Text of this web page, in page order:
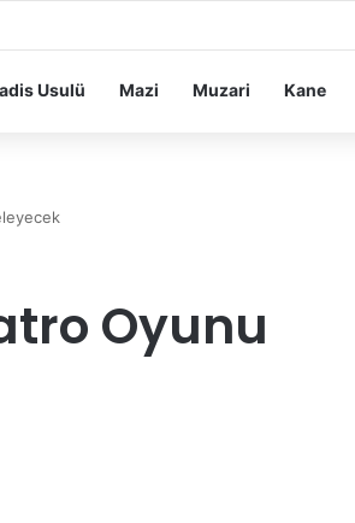
Usulü Mazi Muzari Kane
Oyunu